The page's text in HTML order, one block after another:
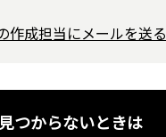
作成担当にメールを送る
つからないときは